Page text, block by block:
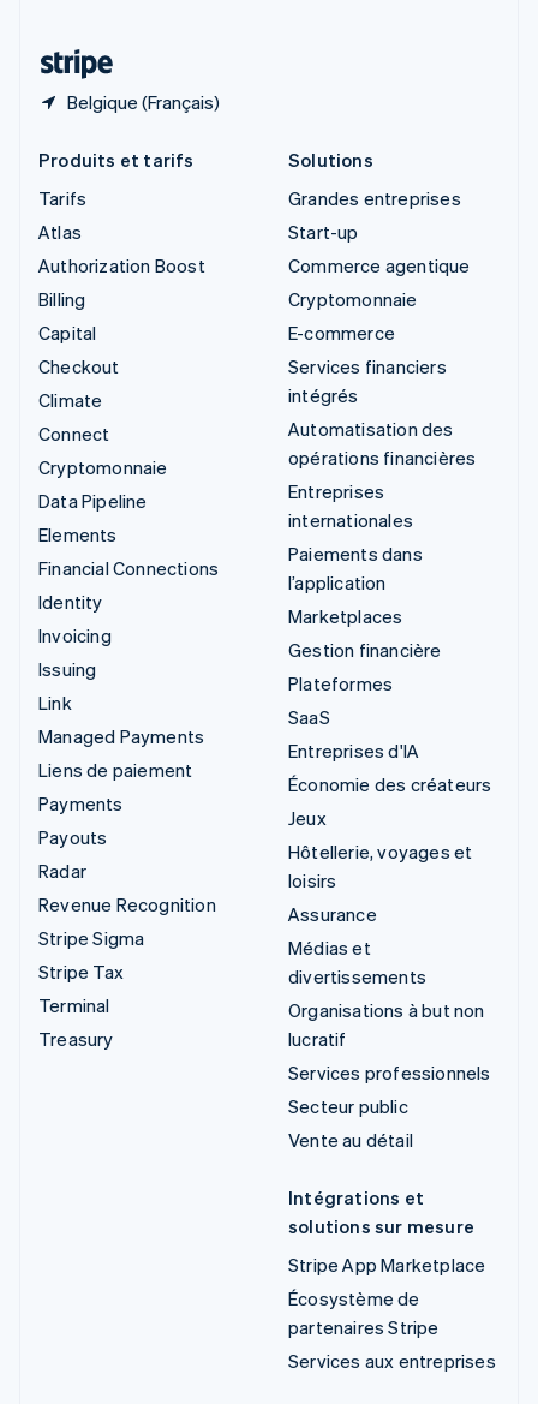
Belgique (Français)
Produits et tarifs
Tarifs
Atlas
Authorization Boost
Billing
Capital
Checkout
Climate
Connect
Cryptomonnaie
Data Pipeline
Elements
Financial Connections
Identity
Invoicing
Issuing
Link
Managed Payments
Liens de paiement
Payments
Payouts
Radar
Revenue Recognition
Stripe Sigma
Stripe Tax
Terminal
Treasury
Solutions
Grandes entreprises
Start-up
Commerce agentique
Cryptomonnaie
E-commerce
Services financiers
intégrés
Automatisation des
opérations financières
Entreprises
internationales
Paiements dans
l’application
Marketplaces
Gestion financière
Plateformes
SaaS
Entreprises d'IA
Économie des créateurs
Jeux
Hôtellerie, voyages et
loisirs
Assurance
Médias et
divertissements
Organisations à but non
lucratif
Services professionnels
Secteur public
Vente au détail
Intégrations et
solutions sur mesure
Stripe App Marketplace
Écosystème de
partenaires Stripe
Services aux entreprises